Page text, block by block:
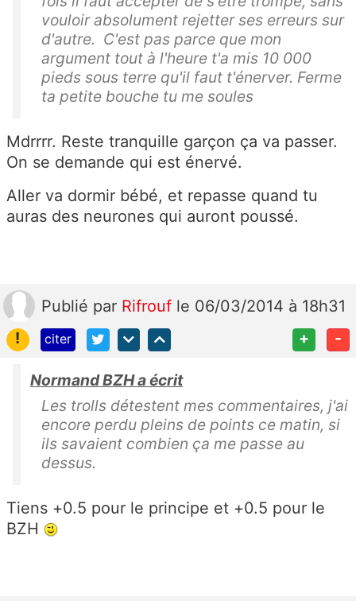
vouloir absolument rejetter ses erreurs sur
d'autre. C'est pas parce que mon
argument tout à l'heure t'a mis 10 000
pieds sous terre qu'il faut t'énerver. Ferme
ta petite bouche tu me soules
Mdrrrr. Reste tranquille garçon ça va passer.
On se demande qui est énervé.
Aller va dormir bébé, et repasse quand tu
auras des neurones qui auront poussé.
Publié par Rifrouf le 06/03/2014 à 18h31
!
citer + -
Normand BZH a écrit
Les trolls détestent mes commentaires, j'ai
encore perdu pleins de points ce matin, si
ils savaient combien ça me passe au
dessus.
Tiens +0.5 pour le principe et +0.5 pour le
BZH